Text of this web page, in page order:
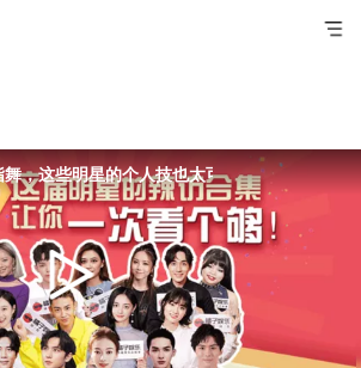
，这些明星的个人技也太可怕了